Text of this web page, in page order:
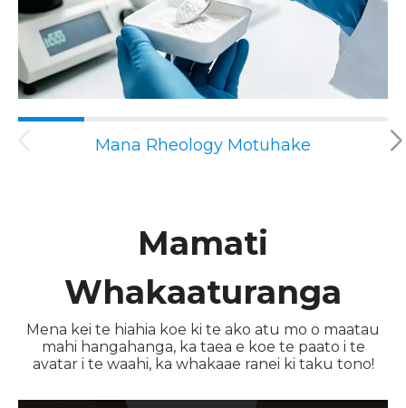
Mana Rheology Motuhake
Mamati
Whakaaturanga
Mena kei te hiahia koe ki te ako atu mo o maatau
mahi hangahanga, ka taea e koe te paato i te
avatar i te waahi, ka whakaae ranei ki taku tono!